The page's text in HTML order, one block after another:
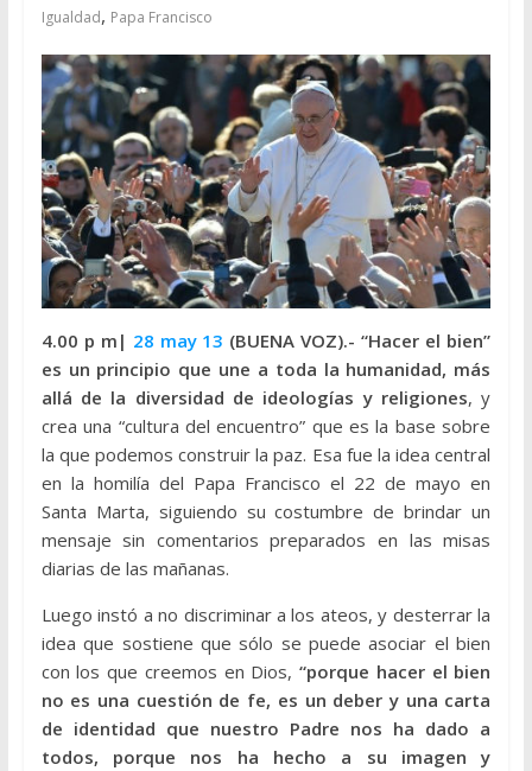
Igualdad, Papa Francisco
4.00 p m| 28 may 13 (BUENA VOZ).-“Hacer el bien”
es un principio que une a toda la humanidad, más
allá de la diversidad de ideologías y religiones, y
crea una “cultura del encuentro” que es la base sobre
la que podemos construir la paz. Esa fue la idea central
en la homilía del Papa Francisco el 22 de mayo en
Santa Marta, siguiendo su costumbre de brindar un
mensaje sin comentarios preparados en las misas
diarias de las mañanas.
Luego instó a no discriminar a los ateos, y desterrar la
idea que sostiene que sólo se puede asociar el bien
con los que creemos en Dios,“porque hacer el bien
no es una cuestión de fe, es un deber y una carta
de identidad que nuestro Padre nos ha dado a
todos, porque nos ha hecho a su imagen y